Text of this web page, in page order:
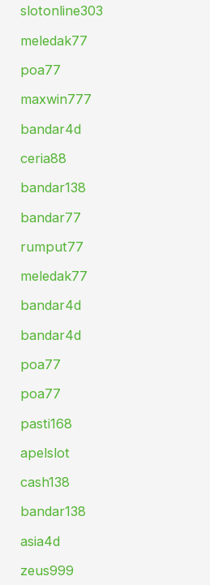
slotonline303
meledak77
poa77
maxwin777
bandar4d
ceria88
bandar138
bandar77
rumput77
meledak77
bandar4d
bandar4d
poa77
poa77
pasti168
apelslot
cash138
bandar138
asia4d
zeus999